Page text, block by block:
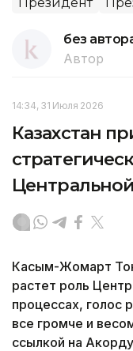
без
Автор
14:34, 31 Июля 2026
Казахстан
Касым-Жомарт
растет роль
процессах, голос
все громче и
ссылкой на